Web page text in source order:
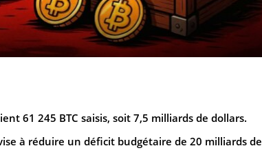
61 245 BTC saisis, soit 7,5 milliards de dollars.
à réduire un déficit budgétaire de 20 milliards de